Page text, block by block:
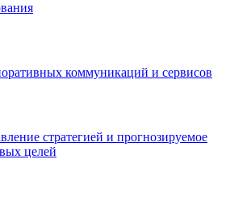
коммуникаций и сервисов
стратегией и прогнозируемое
целей